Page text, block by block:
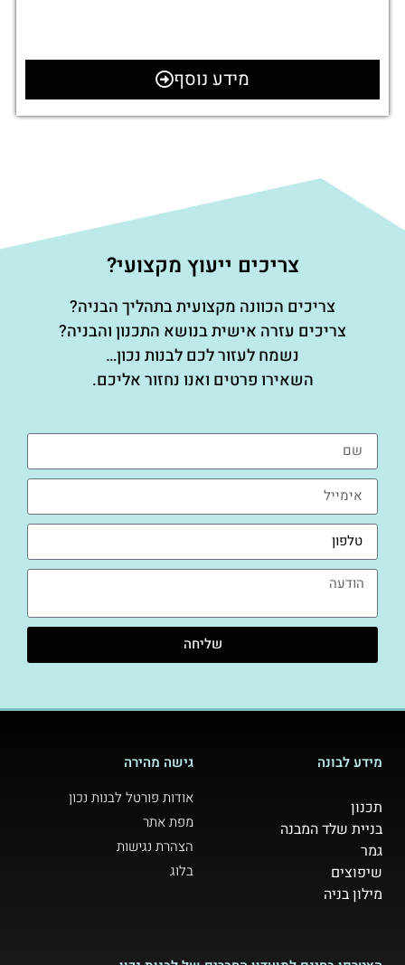
מידע נוסף
צריכים ייעוץ מקצועי?
צריכים הכוונה מקצועית בתהליך הבניה?
צריכים עזרה אישית בנושא התכנון והבניה?
נשמח לעזור לכם לבנות נכון…
השאירו פרטים ואנו נחזור אליכם.
שליחה
מידע לבונה
תכנון
בניית שלד המבנה
גמר
שיפוצים
מילון בניה
גישה מהירה
אודות פורטל לבנות נכון
מפת אתר
הצהרת נגישות
בלוג